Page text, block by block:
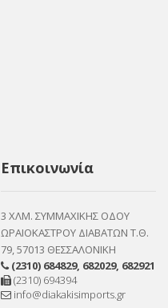
Επικοινωνία
3 ΧΛΜ. ΣΥΜΜΑΧΙΚΗΣ ΟΔΟΥ
ΩΡΑΙΟΚΑΣΤΡΟΥ ΔΙΑΒΑΤΩΝ Τ.Θ.
79, 57013 ΘΕΣΣΑΛΟΝΙΚΗ
(2310) 684829, 682029, 682921
(2310) 694394
info@diakakisimports.gr